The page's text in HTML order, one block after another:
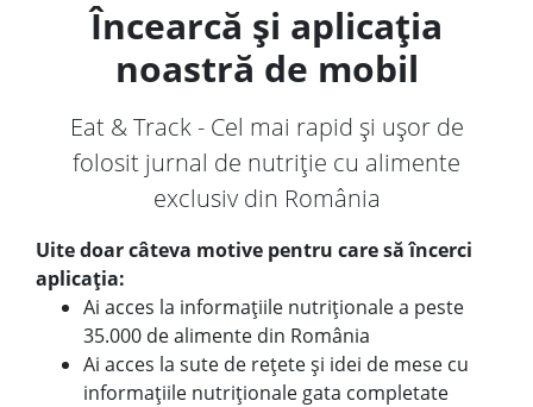
Încearcă și aplicația
noastră de mobil
Eat & Track - Cel mai rapid și ușor de
folosit jurnal de nutriție cu alimente
exclusiv din România
Uite doar câteva motive pentru care să încerci
aplicația:
Ai acces la informațiile nutriționale a peste
35.000 de alimente din România
Ai acces la sute de rețete și idei de mese cu
informațiile nutriționale gata completate